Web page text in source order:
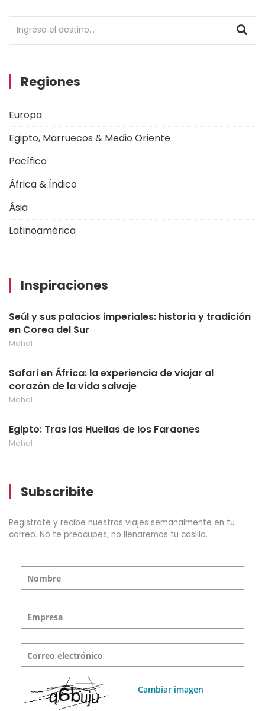
Regiones
Europa
Egipto, Marruecos & Medio Oriente
Pacífico
África & Índico
Ásia
Latinoamérica
Inspiraciones
Seúl y sus palacios imperiales: historia y tradición
en Corea del Sur
Mahal
Safari en África: la experiencia de viajar al
corazón de la vida salvaje
Mahal
Egipto: Tras las Huellas de los Faraones
Mahal
Subscribite
Registrate y recibe nuestros viajes semanalmente en tu
correo. No te preocupes, no llenaremos tu casilla.
Nombre
Empresa
Correo electrónico
Cambiar imagen